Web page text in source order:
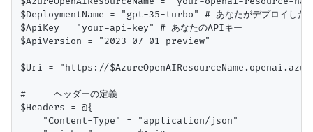
$DeploymentName = "gpt-35-turbo" # あなたがデプロイした
$ApiKey = "your-api-key" # あなたのAPIキー
$ApiVersion = "2023-07-01-preview"
$Uri = "https://
# --- ヘッダーの定義 ---
$Headers = @{
    "Content-Type" = "application/json"